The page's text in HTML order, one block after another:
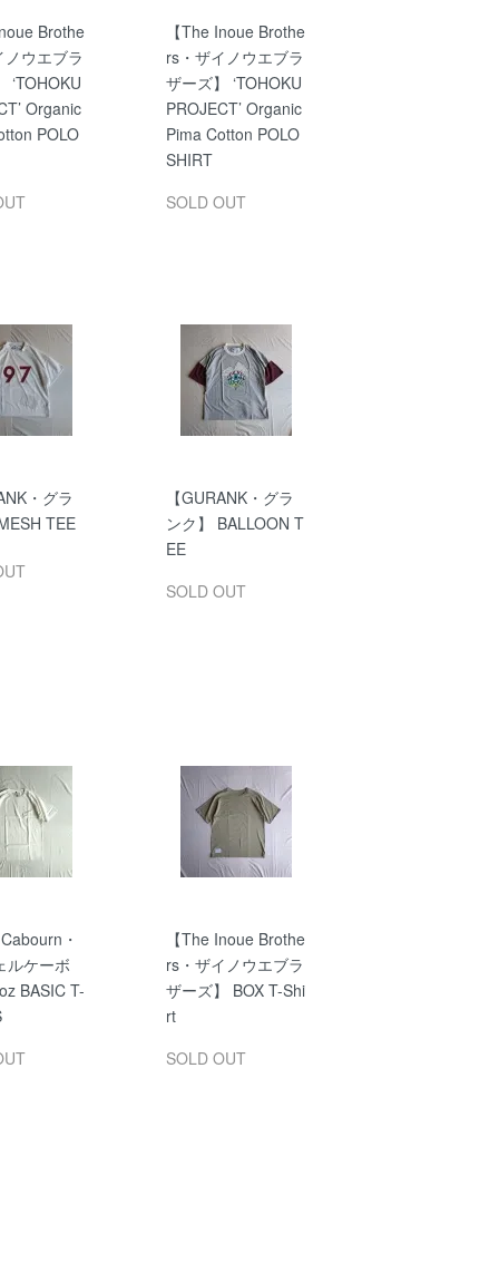
Brothe
ノウエブラ
‘TOHOKU
Organic
POLO
【The Inoue Brothe
rs・ザイノウエブラ
ザーズ】 ‘TOHOKU
PROJECT’ Organic
Pima Cotton POLO
SHIRT
SOLD OUT
・グラ
TEE
【GURANK・グラ
ンク】 BALLOON T
EE
SOLD OUT
・
ルケーボ
BASIC T-
【The Inoue Brothe
rs・ザイノウエブラ
ザーズ】 BOX T-Shi
rt
SOLD OUT